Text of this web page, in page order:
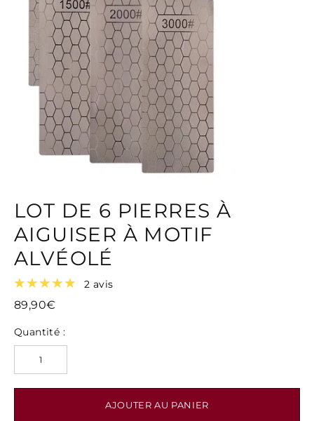
LOT DE 6 PIERRES À
AIGUISER À MOTIF
ALVÉOLÉ
2 avis
89,90€
Quantité :
AJOUTER AU PANIER